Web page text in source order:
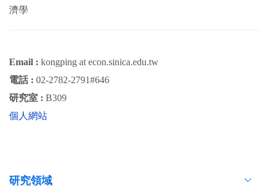
濟學
Email : kongping at econ.sinica.edu.tw
電話 : 02-2782-2791#646
研究室 : B309
個人網站
研究領域